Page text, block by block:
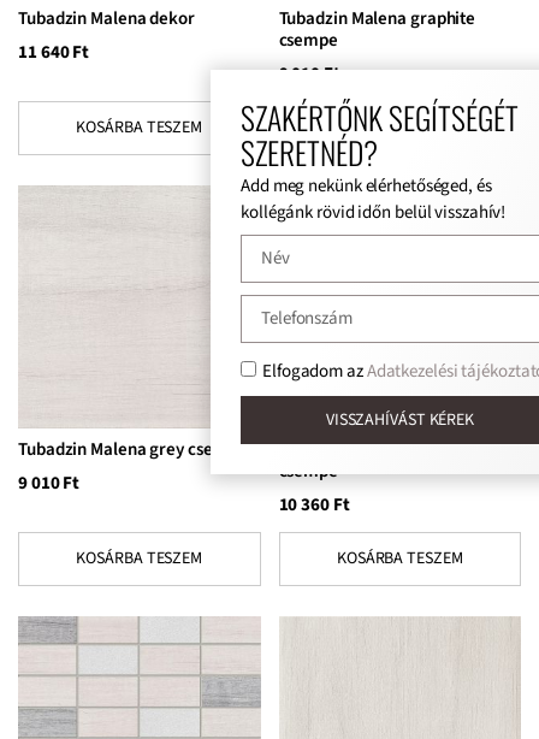
Tubadzin Malena dekor
11 640Ft
KOSÁRBA TESZEM
Tubadzin Malena graphite
csempe
9 010Ft
KOSÁRBA TESZEM
Tubadzin Malena grey csempe
9 010Ft
KOSÁRBA TESZEM
Tubadzin Malena grey STR
csempe
10 360Ft
KOSÁRBA TESZEM
SZAKÉRTŐNK SEGÍTSÉGÉT
SZERETNÉD?
Add meg nekünk elérhetőséged, és
kollégánk rövid időn belül visszahív!
Elfogadom azAdatkezelési
VISSZAHÍVÁST KÉREK